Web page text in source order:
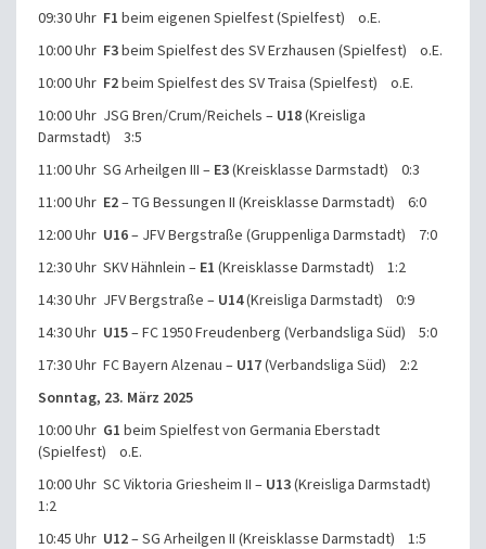
09:30 Uhr F1 beim eigenen Spielfest (Spielfest) o.E.
10:00 Uhr F3beim Spielfest des SV Erzhausen (Spielfest) o.E.
10:00 Uhr F2beim Spielfest des SV Traisa (Spielfest) o.E.
10:00 Uhr JSG Bren/Crum/Reichels – U18(Kreisliga
Darmstadt) 3:5
11:00 Uhr SG Arheilgen III – E3(Kreisklasse Darmstadt) 0:3
11:00 Uhr E2– TG Bessungen II (Kreisklasse Darmstadt) 6:0
12:00 Uhr U16– JFV Bergstraße (Gruppenliga Darmstadt) 7:0
12:30 Uhr SKV Hähnlein – E1 (Kreisklasse Darmstadt) 1:2
14:30 Uhr JFV Bergstraße – U14(Kreisliga Darmstadt) 0:9
14:30 Uhr U15– FC 1950 Freudenberg (Verbandsliga Süd) 5:0
17:30 Uhr FC Bayern Alzenau – U17(Verbandsliga Süd) 2:2
Sonntag, 23. März 2025
10:00 Uhr G1 beim Spielfest von Germania Eberstadt
(Spielfest) o.E.
10:00 Uhr SC Viktoria Griesheim II – U13(Kreisliga Darmstadt)
1:2
10:45 Uhr U12– SG Arheilgen II (Kreisklasse Darmstadt) 1:5